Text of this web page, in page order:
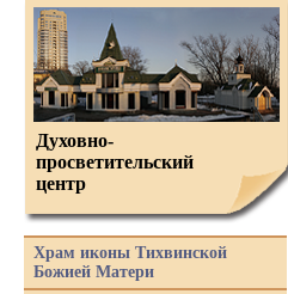
Духовно-
просветительский
центр
Храм иконы Тихвинской
Божией Матери